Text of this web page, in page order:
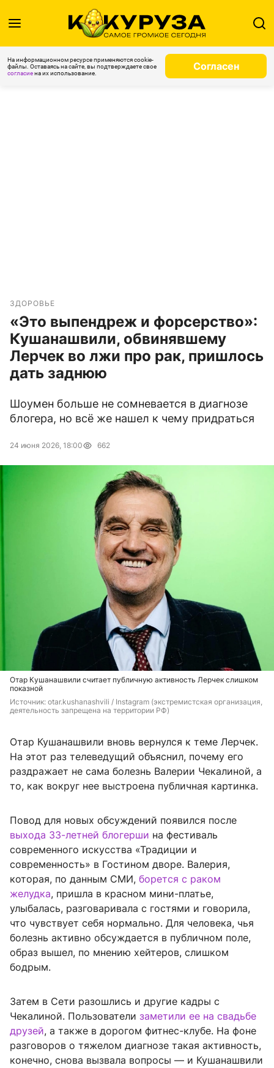
На информационном ресурсе применяются cookie-
файлы. Оставаясь на сайте, вы подтверждаете свое
согласиена их использование.
Согласен
ЗДОРОВЬЕ
«Это выпендреж и форсерство»:
Кушанашвили, обвинявшему
Лерчек во лжи про рак, пришлось
дать заднюю
Шоумен больше не сомневается в диагнозе
блогера, но всё же нашел к чему придраться
24 июня 2026, 18:00 662
Отар Кушанашвили считает публичную активность Лерчек слишком
показной
Источник: otar.kushanashvili / Instagram (экстремистская организация,
деятельность запрещена на территории РФ)
Отар Кушанашвили вновь вернулся к теме Лерчек.
На этот раз телеведущий объяснил, почему его
раздражает не сама болезнь Валерии Чекалиной, а
то, как вокруг нее выстроена публичная картинка.
Повод для новых обсуждений появился после
выхода 33-летней блогерши на фестиваль
современного искусства «Традиции и
современность» в Гостином дворе. Валерия,
которая, по данным СМИ, борется с раком
желудка, пришла в красном мини-платье,
улыбалась, разговаривала с гостями и говорила,
что чувствует себя нормально. Для человека, чья
болезнь активно обсуждается в публичном поле,
образ вышел, по мнению хейтеров, слишком
бодрым.
Затем в Сети разошлись и другие кадры с
Чекалиной. Пользователи заметили ее на свадьбе
друзей, а также в дорогом фитнес-клубе. На фоне
разговоров о тяжелом диагнозе такая активность,
конечно, снова вызвала вопросы — и Кушанашвили